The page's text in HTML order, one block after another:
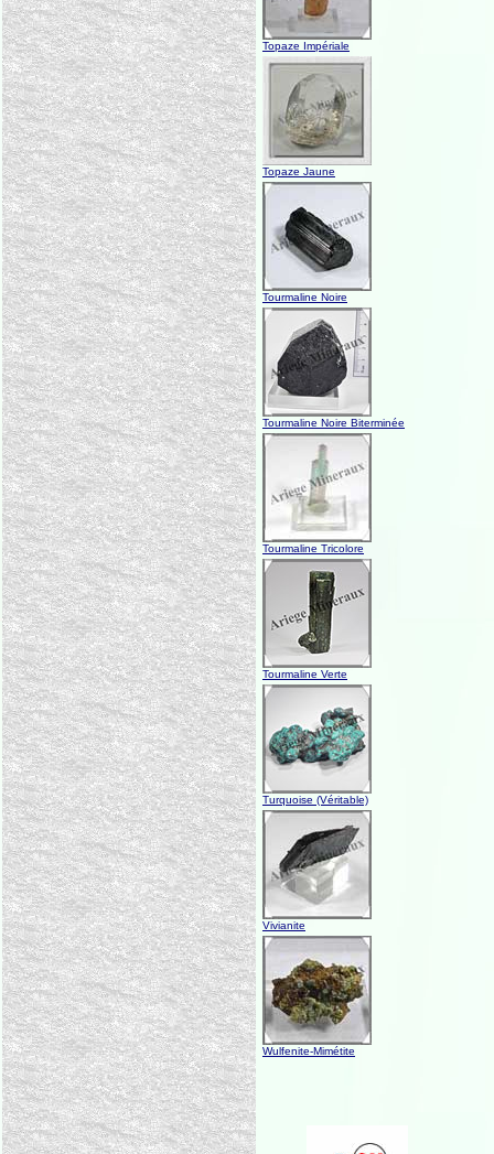
Topaze Impériale
Topaze Jaune
Tourmaline Noire
Tourmaline Noire Biterminée
Tourmaline Tricolore
Tourmaline Verte
Turquoise (Véritable)
Vivianite
Wulfenite-Mimétite